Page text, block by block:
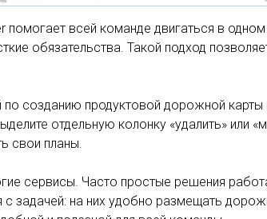
всей команде двигаться в
обязательства. Такой подход
созданию продуктовой дорожной
отдельную колонку «удалить» или
свои планы.
сервисы. Часто простые решения
с задачей: на них удобно размещать